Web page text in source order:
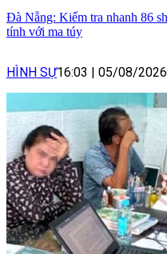
Đà Nẵng: Kiểm tra nhanh 86
tính với ma túy
HÌNH SỰ16:03 05/08/2026